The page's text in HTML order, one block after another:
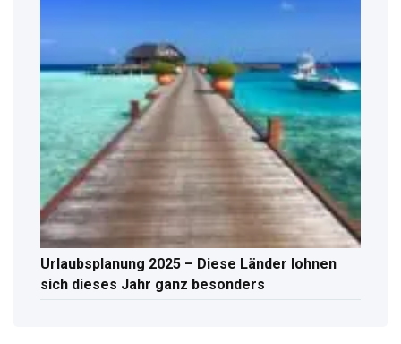
Urlaubsplanung 2025 – Diese Länder lohnen
sich dieses Jahr ganz besonders